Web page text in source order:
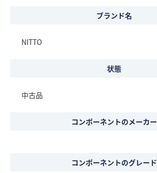
ブランド名
NITTO
状態
中古品
コンポーネントのメーカー
コンポーネントのグレード